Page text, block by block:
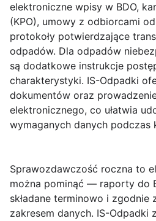
elektroniczne wpisy w BDO,
(KPO), umowy z odbiorcami
protokoły potwierdzające
odpadów. Dla odpadów
są dodatkowe instrukcje
charakterystyki. IS-Odpadki
dokumentów oraz
elektronicznego, co ułatwia
wymaganych danych podczas
Sprawozdawczość roczna to
można pominąć — raporty do
składane terminowo i zgodnie
zakresem danych. IS-Odpadki